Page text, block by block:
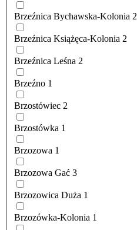
Brzeźnica Bychawska-Kolonia 2
Brzeźnica Książęca-Kolonia 2
Brzeźnica Leśna 2
Brzeźno 1
Brzostówiec 2
Brzostówka 1
Brzozowa 1
Brzozowa Gać 3
Brzozowica Duża 1
Brzozówka-Kolonia 1